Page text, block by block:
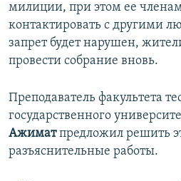
милиции, при этом ее
контактировать с другими
запрет будет нарушен,
провести собрание вновь.
Преподаватель факультета
государственного
Ажиматпредложил решить
разъяснительные работы.